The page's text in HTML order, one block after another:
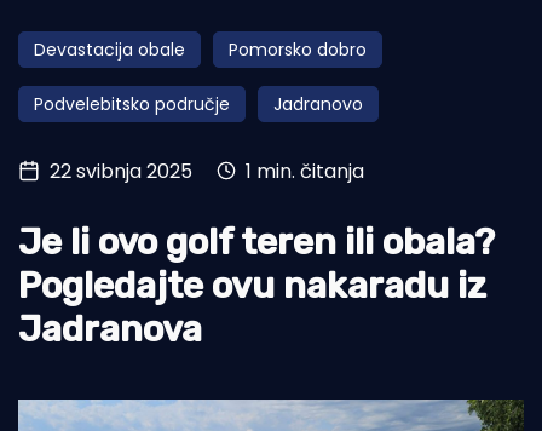
Obala
Otoci
Turizam i nautika
Pomorstvo
Ribolov
Ekologija
Tradicija i kultura
Devastacija obale Pomorsko dobro
Podvelebitsko područje Jadranovo
22 svibnja 2025 1 min. čitanja
Je li ovo golf teren ili obala?
Pogledajte ovu nakaradu iz
Jadranova